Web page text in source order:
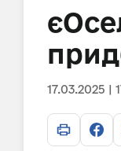
17.03.2025 |